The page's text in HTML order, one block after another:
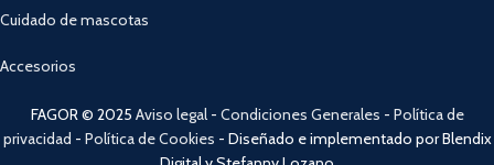
Cuidado de mascotas
Accesorios
FAGOR © 2025 Aviso legal- Condiciones Generales - Política de
privacidad - Política de Cookies - Diseñado e implementado por Blendix